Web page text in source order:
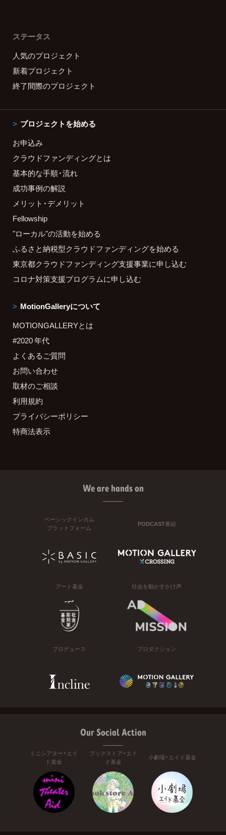
ステータス
人気のプロジェクト
新着プロジェクト
終了間際のプロジェクト
プロジェクトを始める
お申込み
クラウドファンディングとは
基本的な手順・流れ
成功事例の解説
メリット・デメリット
Fellowship
"ローカル"の活動を始める
ふるさと納税型クラウドファンディングを始める
東京都クラウドファンディング支援事業に申し込む
コロナ対策支援プログラムに申し込む
MotionGalleryについて
MOTIONGALLERYとは
#2020 年代
よくあるご質問
お問い合わせ
取材のご相談
利用規約
プライバシーポリシー
特商法表示
We are hands on
ベーシックインカム
プラットフォーム
PODCAST番組
アート基金 社会を動かすかけ声
プロデュース プロダクション
Our Social Action
ミニシアター・エイ
ド基金
ブックストア・エイ
ド基金
小劇場・エイド基金